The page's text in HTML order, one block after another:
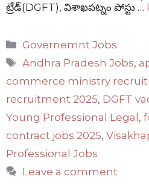
ట్రేడ్(DGFT), విశాఖపట్నం పోస్టు …
Categories
Governemnt Jobs
Tags
Andhra Pradesh Jobs,
commerce ministry
recruitment 2025, DGFT
Young Professional Legal,
contract jobs 2025,
Professional Jobs
Leave a comment